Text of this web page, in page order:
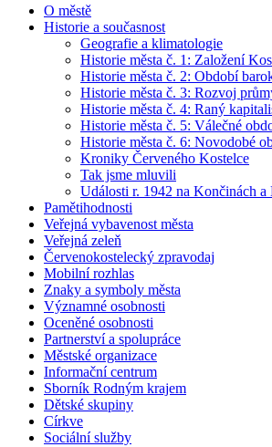
O městě
Historie a současnost
Geografie a klimatologie
Historie města č. 1: Založení
Historie města č. 2: Období
Historie města č. 3: Rozvoj
Historie města č. 4: Raný
Historie města č. 5: Válečné
Historie města č. 6: Novodobé
Kroniky Červeného Kostelce
Tak jsme mluvili
Události r. 1942 na Končinách a
Pamětihodnosti
Veřejná vybavenost města
Veřejná zeleň
Červenokostelecký zpravodaj
Mobilní rozhlas
Znaky a symboly města
Významné osobnosti
Oceněné osobnosti
Partnerství a spolupráce
Městské organizace
Informační centrum
Sborník Rodným krajem
Dětské skupiny
Církve
Sociální služby